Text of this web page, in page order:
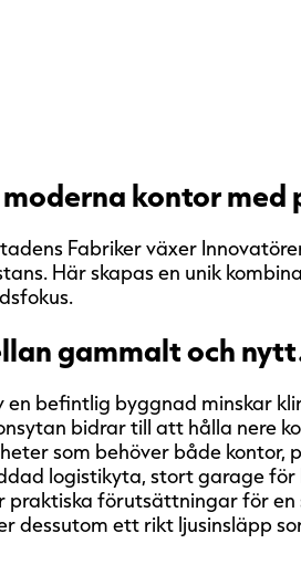
kontor
Fabriker växer
Här skapas en unik
gammalt och
en befintlig byggnad minskar
bidrar till att hålla nere
som behöver både kontor,
logistikyta, stort garage för
praktiska förutsättningar för
dessutom ett rikt ljusinsläpp